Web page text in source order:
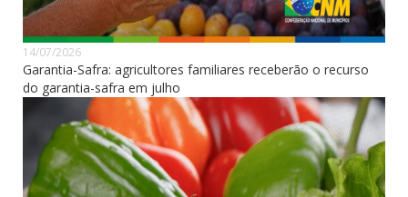
14/07/2026
Garantia-Safra: agricultores familiares receberão o recurso
do garantia-safra em julho